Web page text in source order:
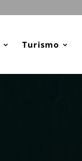
Turismo